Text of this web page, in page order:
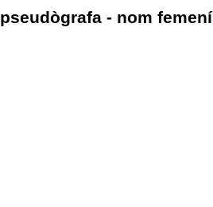
pseudògrafa - nom femení